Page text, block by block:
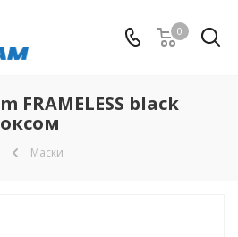
0
FRAMELESS black
Маски